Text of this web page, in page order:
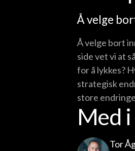
Å velge
Å velge bort
side vet vi at
for å lykkes?
strategisk
store
Med
Tor